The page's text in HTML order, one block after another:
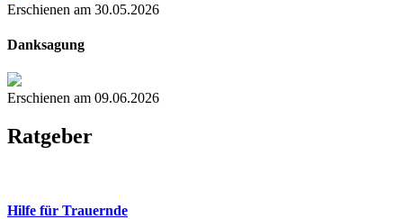
Erschienen am 30.05.2026
Danksagung
Erschienen am 09.06.2026
Ratgeber
Hilfe für Trauernde